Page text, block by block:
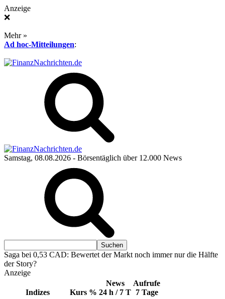
Anzeige
❌
Mehr »
Ad hoc-Mitteilungen:
Samstag, 08.08.2026 - Börsentäglich über 12.000 News
Saga bei 0,53 CAD: Bewertet der Markt noch immer nur die Hälfte
der Story?
Anzeige
Indizes Kurs %
News
24 h / 7 T
Aufrufe
7 Tage